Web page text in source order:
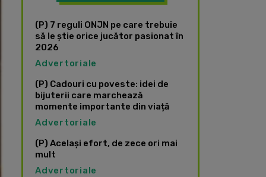
(P) 7 reguli ONJN pe care trebuie
să le știe orice jucător pasionat în
2026
Advertoriale
(P) Cadouri cu poveste: idei de
bijuterii care marchează
momente importante din viață
Advertoriale
(P) Același efort, de zece ori mai
mult
Advertoriale